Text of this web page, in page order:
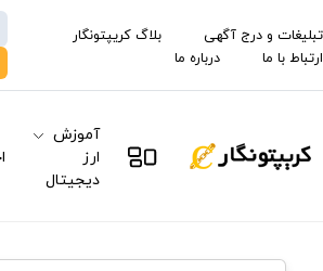
تبلیغات و درج آگهی
بلاگ کریپتونگار
ارتباط با ما
درباره ما
آموزش
ارز
دیجیتال